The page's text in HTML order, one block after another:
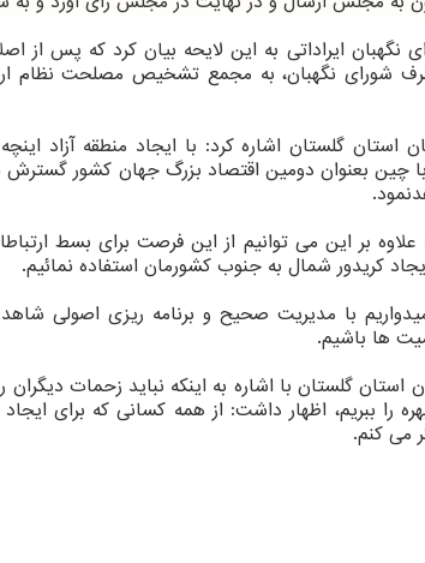
نگهبان ایراداتی به این لایحه بیان کرد که پس
شورای نگهبان، به مجمع تشخیص مصلحت نظام
استان گلستان اشاره کرد: با ایجاد منطقه آزاد
چین بعنوان دومین اقتصاد بزرگ جهان کشور
بر این می توانیم از این فرصت برای بسط
کریدور شمال به جنوب کشورمان استفاده نمائیم.
با مدیریت صحیح و برنامه ریزی اصولی
ها باشیم.
استان گلستان با اشاره به اینکه نباید زحمات
را ببریم، اظهار داشت: از همه کسانی که برای
می کنم.